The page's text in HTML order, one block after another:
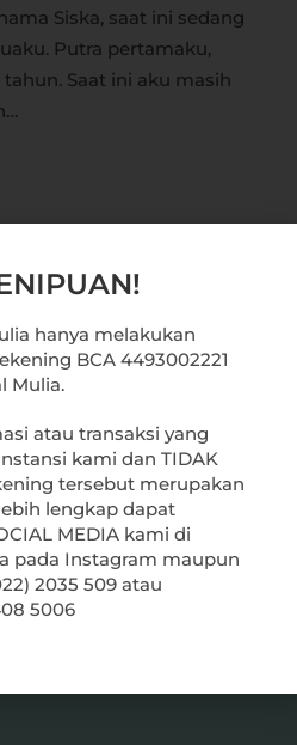
Siska, saat ini sedang
Putra pertamaku,
Saat ini aku masih
Mulia
hanya melakukan
BCA 4493002221
Mulia.
atau transaksi yang
kami dan TIDAK
tersebut merupakan
lengkap dapat
MEDIA kami di
pada Instagram maupun
2035 509 atau
5006